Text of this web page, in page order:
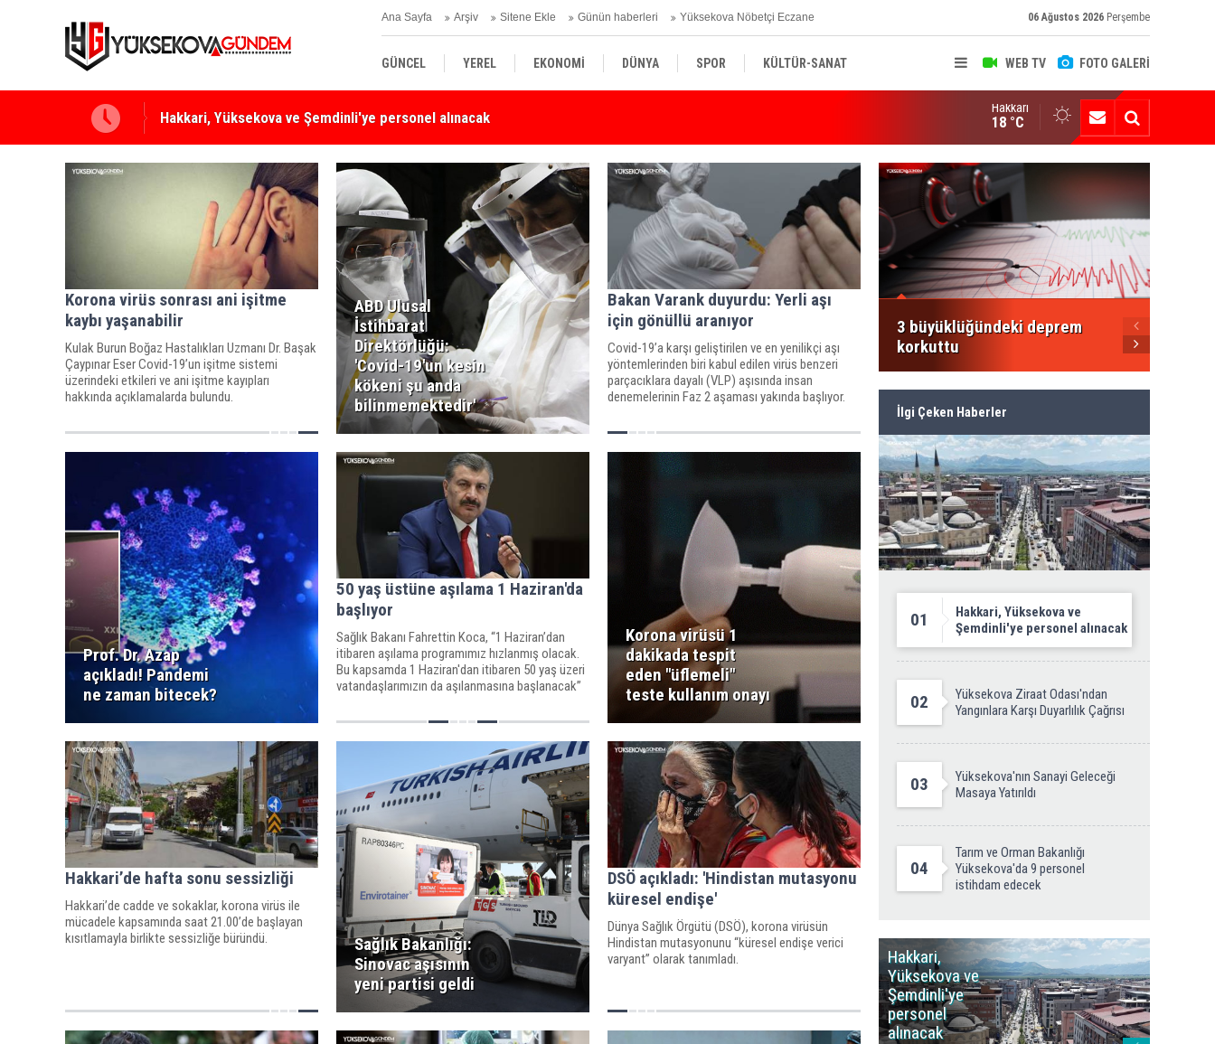
Ana Sayfa Arşiv Sitene Ekle Günün haberleri Yüksekova Nöbetçi Eczane 06 Ağustos 2026 Perşembe
WEB TV FOTO GALERİ
GÜNCEL YEREL EKONOMİ DÜNYA SPOR KÜLTÜR-SANAT
SİYASET TEKNOLOJİ
Yüksekova Ziraat Odası'ndan Yangınlara Karşı Duyarlılık Çağrısı Yüksekova'nın Sanayi Geleceği Masaya Yatırıldı
Hakkari
18 °C
Korona virüs sonrası ani işitme
kaybı yaşanabilir
Kulak Burun Boğaz Hastalıkları Uzmanı Dr. Başak
Çaypınar Eser Covid-19’un işitme sistemi
üzerindeki etkileri ve ani işitme kayıpları
hakkında açıklamalarda bulundu.
ABD Ulusal
İstihbarat
Direktörlüğü:
'Covid-19'un kesin
kökeni şu anda
bilinmemektedir'
Bakan Varank duyurdu: Yerli aşı
için gönüllü aranıyor
Covid-19’a karşı geliştirilen ve en yenilikçi aşı
yöntemlerinden biri kabul edilen virüs benzeri
parçacıklara dayalı (VLP) aşısında insan
denemelerinin Faz 2 aşaması yakında başlıyor.
Prof. Dr. Azap
açıkladı! Pandemi
ne zaman bitecek?
50 yaş üstüne aşılama 1 Haziran'da
başlıyor
Sağlık Bakanı Fahrettin Koca, “1 Haziran’dan
itibaren aşılama programımız hızlanmış olacak.
Bu kapsamda 1 Haziran'dan itibaren 50 yaş üzeri
vatandaşlarımızın da aşılanmasına başlanacak”
Korona virüsü 1
dakikada tespit
eden "üflemeli"
teste kullanım onayı
Hakkari’de hafta sonu sessizliği
Hakkari’de cadde ve sokaklar, korona virüs ile
mücadele kapsamında saat 21.00’de başlayan
kısıtlamayla birlikte sessizliğe büründü.
Sağlık Bakanlığı:
Sinovac aşısının
yeni partisi geldi
DSÖ açıkladı: 'Hindistan mutasyonu
küresel endişe'
Dünya Sağlık Örgütü (DSÖ), korona virüsün
Hindistan mutasyonunu “küresel endişe verici
varyant” olarak tanımladı.
3 büyüklüğündeki deprem
korkuttu
İlgi Çeken Haberler
01
Hakkari, Yüksekova ve
Şemdinli'ye personel alınacak
02
Yüksekova Ziraat Odası'ndan
Yangınlara Karşı Duyarlılık Çağrısı
03
Yüksekova'nın Sanayi Geleceği
Masaya Yatırıldı
04
Tarım ve Orman Bakanlığı
Yüksekova'da 9 personel
istihdam edecek
Hakkari,
Yüksekova ve
Şemdinli'ye
personel
alınacak